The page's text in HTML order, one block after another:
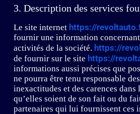
3. Description des services
Le site internet https://
fournir une information concernant
activités de la société. https://
de fournir sur le site https://
informations aussi précises que
ne pourra être tenu responsable
inexactitudes et des carences dans
qu’elles soient de son fait ou du
partenaires qui lui fournissent ces